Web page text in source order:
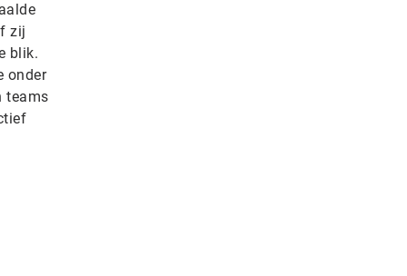
zij
blik.
onder
teams